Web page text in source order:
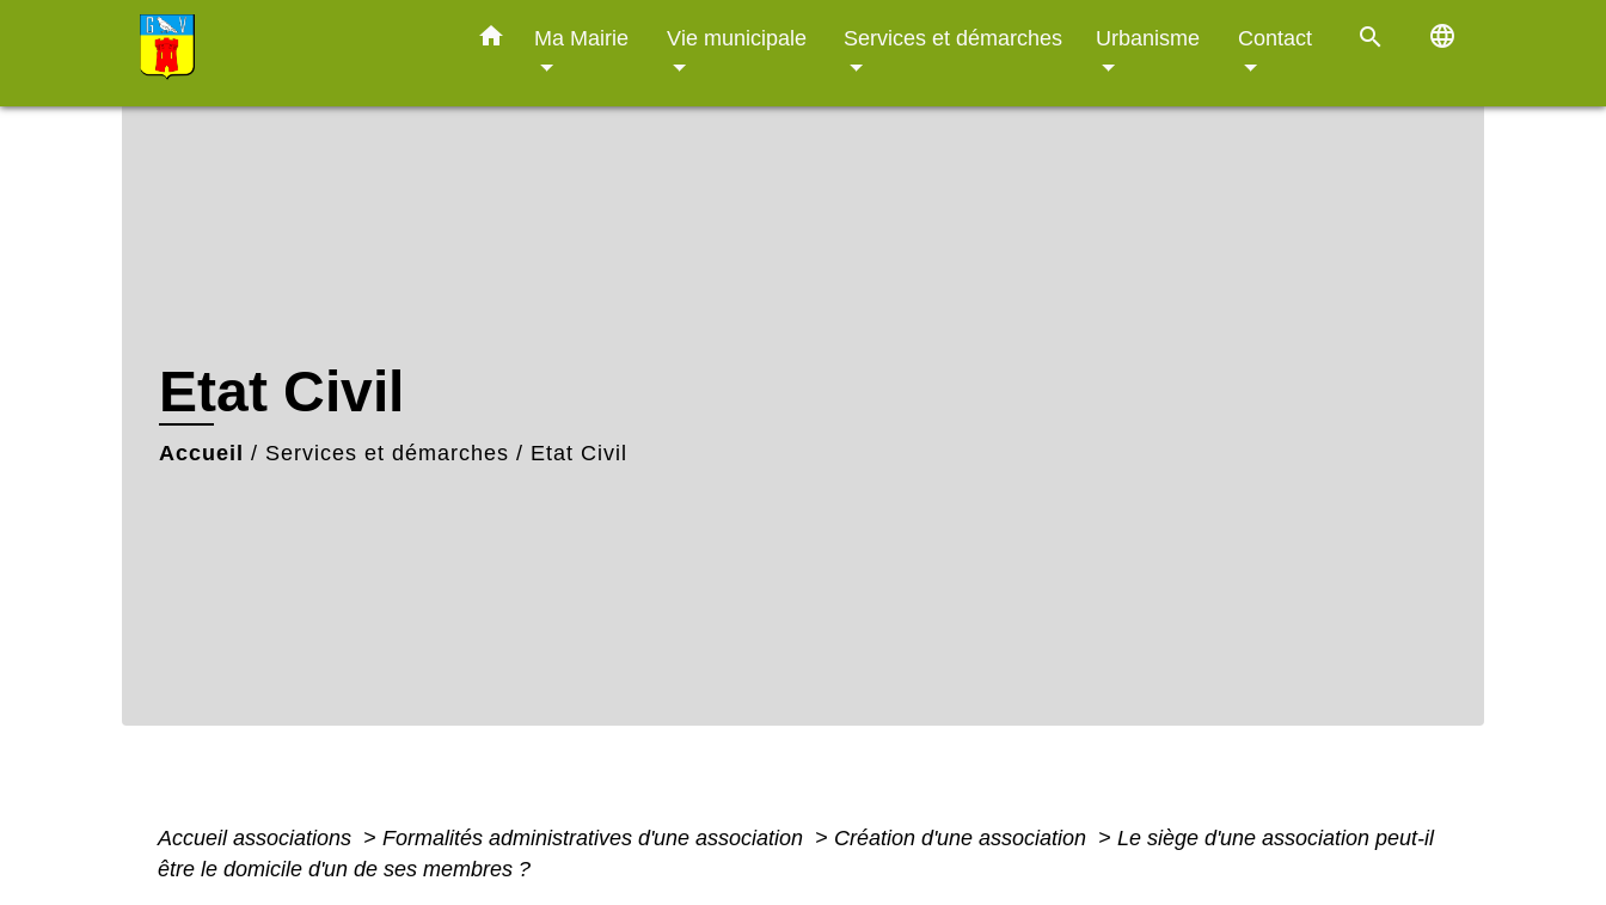
home Ma Mairie Vie municipale Services et démarches Urbanisme Contact search language
Etat Civil
Accueil / Services et démarches / Etat Civil
Accueil associations > Formalités administratives d'une association > Création d'une association > Le siège d'une association peut-il
être le domicile d'un de ses membres ?